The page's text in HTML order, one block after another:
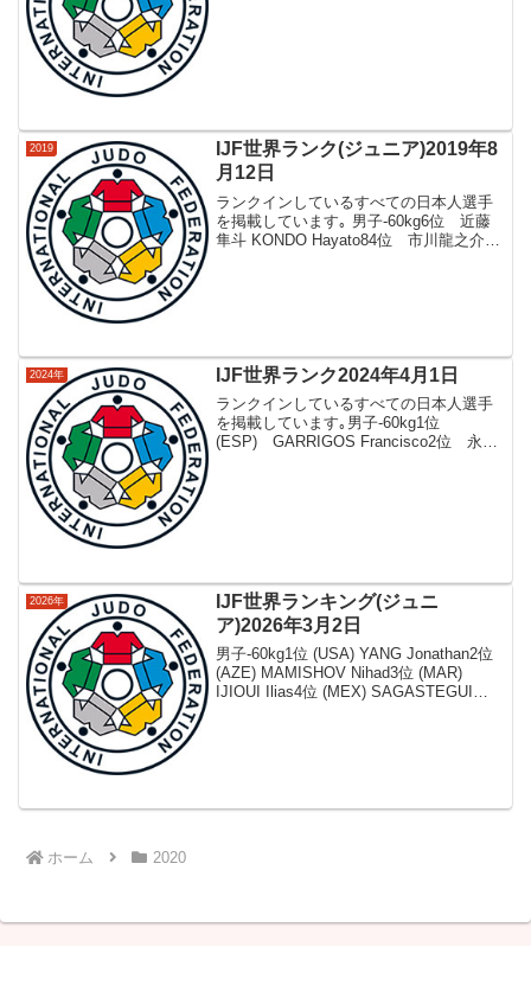
2019
IJF世界ランク(ジュニア)2019年8
月12日
ランクインしているすべての日本人選手
を掲載しています｡ 男子-60kg6位 近藤
隼斗 KONDO Hayato84位 市川龍之介
2024年 IJF世界ランク2024年4月1日
ランクインしているすべての日本人選手
を掲載しています｡男子-60kg1位
(ESP) GARRIGOS Francisco2位 永山
2026年
IJF世界ランキング(ジュニ
ア)2026年3月2日
男子-60kg1位 (USA) YANG Jonathan2位
(AZE) MAMISHOV Nihad3位 (MAR)
IJIOUI Ilias4位 (MEX) SAGASTEGUI
ホーム 2020